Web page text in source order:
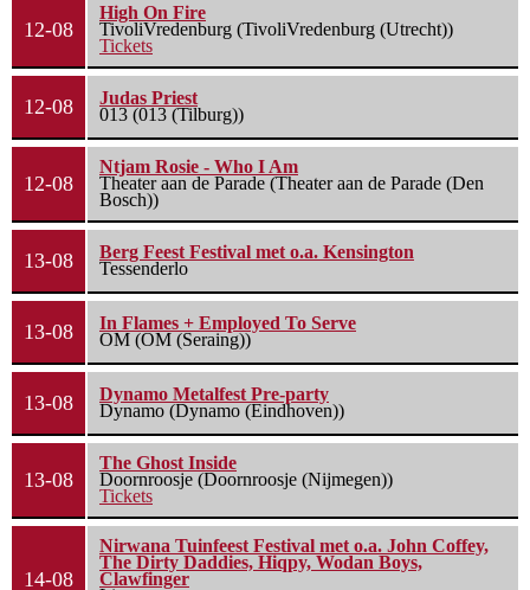
12-08
High On Fire
TivoliVredenburg (TivoliVredenburg (Utrecht))
Tickets
12-08
Judas Priest
013 (013 (Tilburg))
12-08
Ntjam Rosie - Who I Am
Theater aan de Parade (Theater aan de Parade (Den
Bosch))
13-08
Berg Feest Festival met o.a. Kensington
Tessenderlo
13-08
In Flames + Employed To Serve
OM (OM (Seraing))
13-08
Dynamo Metalfest Pre-party
Dynamo (Dynamo (Eindhoven))
13-08
The Ghost Inside
Doornroosje (Doornroosje (Nijmegen))
Tickets
14-08
Nirwana Tuinfeest Festival met o.a. John Coffey,
The Dirty Daddies, Hiqpy, Wodan Boys,
Clawfinger